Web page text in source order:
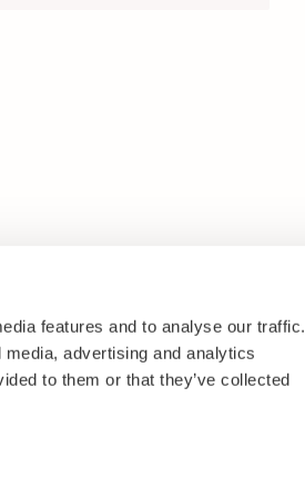
features and to analyse our traffic.
advertising and analytics
to them or that they’ve collected